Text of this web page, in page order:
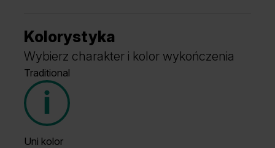
Kolorystyka
Wybierz charakter i kolor wykończenia
Traditional
Uni kolor